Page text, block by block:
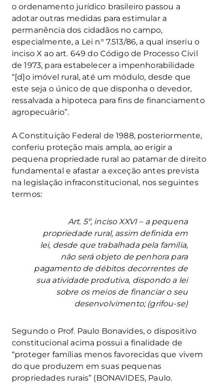
o ordenamento jurídico brasileiro passou a
adotar outras medidas para estimular a
permanência dos cidadãos no campo,
especialmente, a Lei n° 7.513/86, a qual inseriu o
inciso X ao art. 649 do Código de Processo Civil
de 1973, para estabelecer a impenhorabilidade
“[d]o imóvel rural, até um módulo, desde que
este seja o único de que disponha o devedor,
ressalvada a hipoteca para fins de financiamento
agropecuário”.
A Constituição Federal de 1988, posteriormente,
conferiu proteção mais ampla, ao erigir a
pequena propriedade rural ao patamar de direito
fundamental e afastar a exceção antes prevista
na legislação infraconstitucional, nos seguintes
termos:
Art. 5º, inciso XXVI – a pequena
propriedade rural, assim definida em
lei, desde que trabalhada pela família,
não será objeto de penhora para
pagamento de débitos decorrentes de
sua atividade produtiva, dispondo a lei
sobre os meios de financiar o seu
desenvolvimento; (grifou-se)
Segundo o Prof. Paulo Bonavides, o dispositivo
constitucional acima possui a finalidade de
“proteger famílias menos favorecidas que vivem
do que produzem em suas pequenas
propriedades rurais” (BONAVIDES, Paulo.